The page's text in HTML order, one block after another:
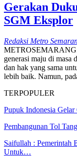
Gerakan
SGM Eksplor
Redaksi Metro
generasi maju di masa
dan hak yang sama
lebih baik. Namun,
TERPOPULER
Pupuk Indonesia
Pembangunan Tol
Saifullah : Pemerintah
Untuk…